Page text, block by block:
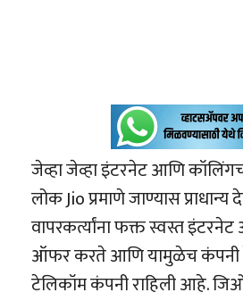
जेव्हा जेव्हा इंटरनेट आणि
लोक Jio प्रमाणे जाण्यास प्राधान्य
वापरकर्त्यांना फक्त स्वस्त
ऑफर करते आणि यामुळेच कंपनी
टेलिकॉम कंपनी राहिली आहे.